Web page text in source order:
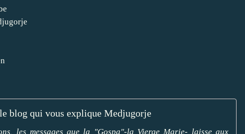
le blog qui vous explique Medjugorje
les messages que la "Gospa"-la Vierge Marie- laisse aux